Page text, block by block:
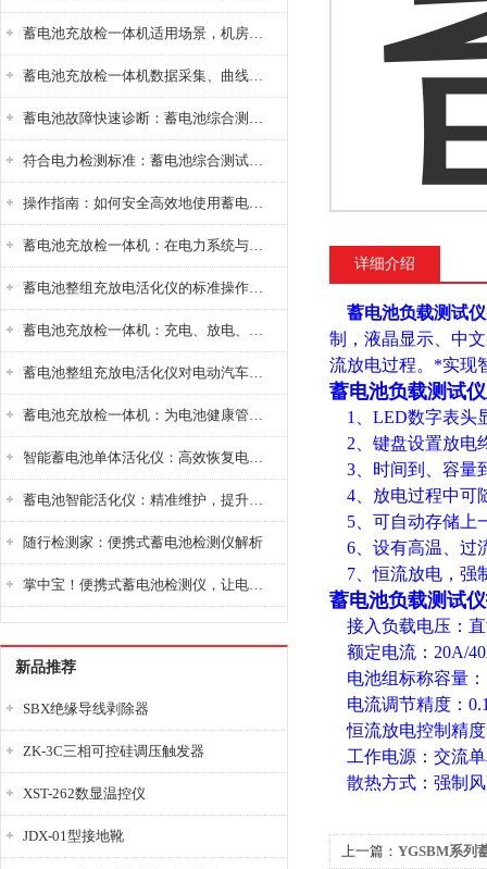
蓄电池充放检一体机适用场景，机房基站变电站铅酸蓄电池维护检测应用
蓄电池充放检一体机数据采集、曲线分析与电池健康状态智能评估功能详解
蓄电池故障快速诊断：蓄电池综合测试仪判断落后电池的方法与标准
符合电力检测标准：蓄电池综合测试仪测试规范与精度校准方法详解
操作指南：如何安全高效地使用蓄电池智能活化仪？
蓄电池充放检一体机：在电力系统与储能设备中的创新应用，确保蓄电池性能与可靠性
蓄电池整组充放电活化仪的标准操作流程：从接线设置到充放电参数设定的安全规范
蓄电池充放检一体机：充电、放电、检测三功能集成设备
蓄电池整组充放电活化仪对电动汽车电池有帮助吗？
蓄电池充放检一体机：为电池健康管理提供一站式解决方案
智能蓄电池单体活化仪：高效恢复电池性能，延长蓄电池使用寿命
蓄电池智能活化仪：精准维护，提升电池健康状态
随行检测家：便携式蓄电池检测仪解析
掌中宝！便携式蓄电池检测仪，让电池检测变得简单又快捷！
新品推荐
SBX绝缘导线剥除器
ZK-3C三相可控硅调压触发器
XST-262数显温控仪
JDX-01型接地靴
详细介绍
蓄电池负载测试仪
制，液晶显示、中
流放电过程。*实现
蓄电池负载测试
1、LED数字表头
2、键盘设置放电
3、时间到、容量
4、放电过程中可
5、可自动存储上
6、设有高温、过
7、恒流放电，强
蓄电池负载测试
接入负载电压：直
额定电流：20A/
电池组标称容量：
电流调节精度：
恒流放电控制精度
工作电源：交流单
散热方式：强制
上一篇： YGSBM系列